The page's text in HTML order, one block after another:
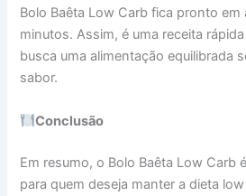
Bolo Baêta Low Carb fica pronto
minutos. Assim, é uma receita
busca uma alimentação equilibrada
sabor.
Conclusão
Em resumo, o Bolo Baêta Low Carb
para quem deseja manter a dieta